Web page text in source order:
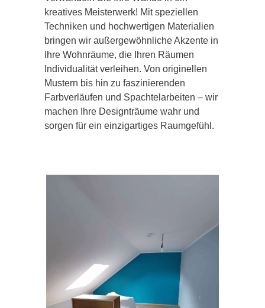
kreatives Meisterwerk! Mit speziellen
Techniken und hochwertigen Materialien
bringen wir außergewöhnliche Akzente in
Ihre Wohnräume, die Ihren Räumen
Individualität verleihen. Von originellen
Mustern bis hin zu faszinierenden
Farbverläufen und Spachtelarbeiten – wir
machen Ihre Designträume wahr und
sorgen für ein einzigartiges Raumgefühl.